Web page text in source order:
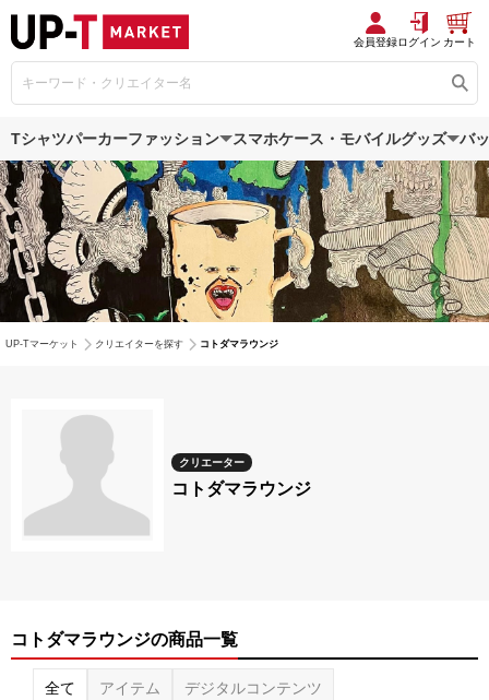
会員登録ログイン カート
Tシャツパーカーファッション スマホケース・モバイルグッズ バ
UP-Tマーケット クリエイターを探す コトダマラウンジ
クリエーター
コトダマラウンジ
コトダマラウンジの商品一覧
全て アイテム デジタルコンテンツ